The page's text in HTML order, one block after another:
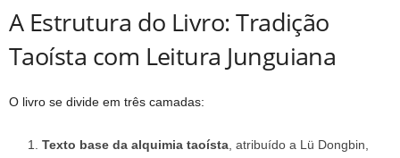
A Estrutura do Livro: Tradição
Taoísta com Leitura Junguiana
O livro se divide em três camadas:
Texto base da alquimia taoísta , atribuído a Lü Dongbin,